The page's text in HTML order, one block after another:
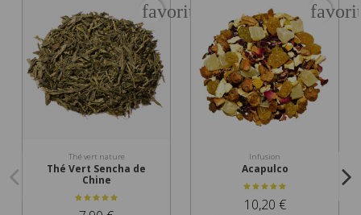
favorite_border
Thé vert nature
Thé Vert Sencha de
Chine
Infusion
Acapulco
10,20 €